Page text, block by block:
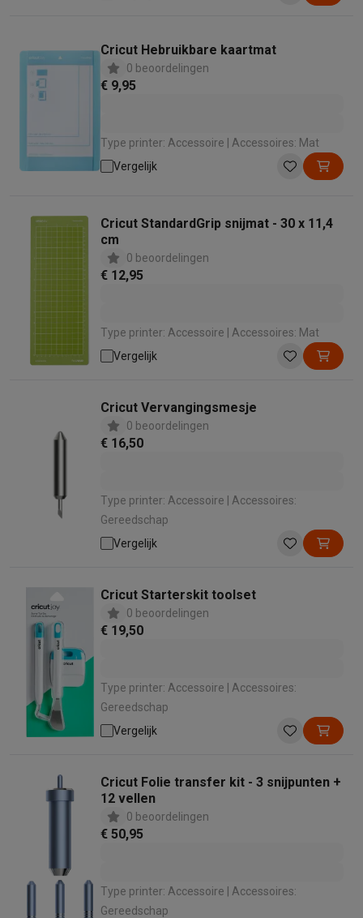
Cricut Hebruikbare kaartmat
0 beoordelingen
€ 9,95
Type printer: Accessoire | Accessoires: Mat
Vergelijk
Cricut StandardGrip snijmat - 30 x 11,4
cm
0 beoordelingen
€ 12,95
Type printer: Accessoire | Accessoires: Mat
Vergelijk
Cricut Vervangingsmesje
0 beoordelingen
€ 16,50
Type printer: Accessoire | Accessoires:
Gereedschap
Vergelijk
Cricut Starterskit toolset
0 beoordelingen
€ 19,50
Type printer: Accessoire | Accessoires:
Gereedschap
Vergelijk
Cricut Folie transfer kit - 3 snijpunten +
12 vellen
0 beoordelingen
€ 50,95
Type printer: Accessoire | Accessoires:
Gereedschap